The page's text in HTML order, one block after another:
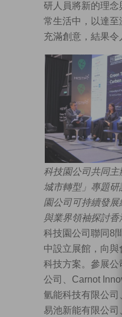
研人員將新的理念
常生活中，以達
充滿創意，結果令
科技園公司共同
城市轉型」專題
園公司可持續發展
與業界領袖探討香
科技園公司聯同8
中設立展館，向與
科技方案。參展公
公司、Carnot
氫能科技有限公
易池新能有限公司